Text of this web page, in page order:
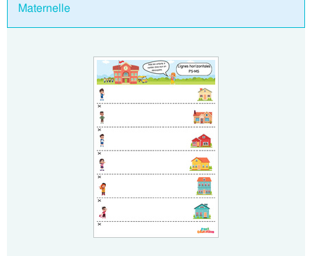
Maternelle